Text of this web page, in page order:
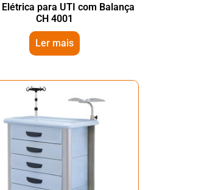
Elétrica para UTI com Balança
CH 4001
Ler mais